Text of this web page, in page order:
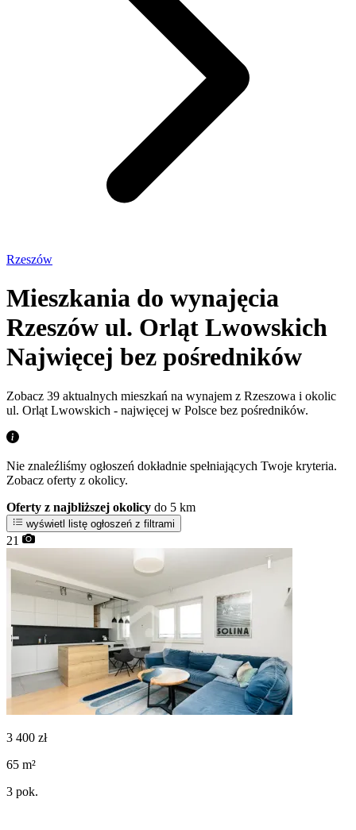
Rzeszów
Mieszkania do wynajęcia
Rzeszów ul. Orląt Lwowskich
Najwięcej bez pośredników
Zobacz 39 aktualnych mieszkań na wynajem z Rzeszowa i okolic
ul. Orląt Lwowskich - najwięcej w Polsce bez pośredników.
Nie znaleźliśmy ogłoszeń dokładnie spełniających Twoje kryteria.
Zobacz oferty z okolicy.
Oferty z najbliższej okolicy do 5 km
wyświetl listę ogłoszeń z filtrami
21
3 400 zł
65 m²
3 pok.